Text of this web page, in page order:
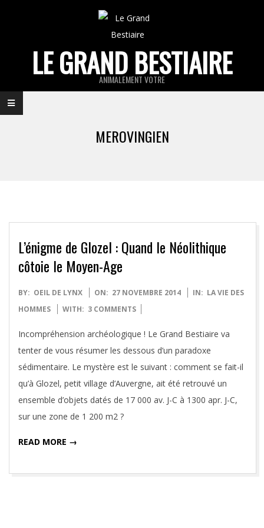
LE GRAND BESTIAIRE
ANIMALEMENT VOTRE
Primary
Navigation
MEROVINGIEN
L’énigme de Glozel : Quand le Néolithique
côtoie le Moyen-Age
2014-
11-
BY: OEIL DE LYNX ON: 27 NOVEMBRE 2014 IN: LA VIE DES
HOMMES
WITH: 3 COMMENTS
Incompréhension archéologique ! Le Grand Bestiaire va
tenter de vous résumer les dessous d’un paradoxe
sédimentaire. Le mystère est le suivant : comment se fait-il
qu’à Glozel, petit village d’Auvergne, ait été retrouvé un
ensemble d’objets datés de 17 000 av. J-C à 1300 apr. J-C,
sur une zone de 1 200 m2 ?
READ MORE →